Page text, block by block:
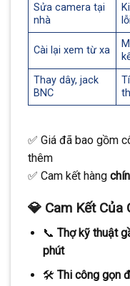
Sửa camera tại
nhà
lỗi
Cài lại xem từ xa
Thay dây, jack
BNC
✅ Giá đã bao gồm
thêm
✅ Cam kết hàng
💎 Cam Kết Của
📞 Thợ kỹ thuật
phút
🛠️ Thi công gọn